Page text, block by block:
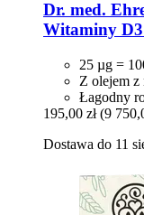
Dr. med.
Witaminy
25 µg =
Z olejem z
Łagodny
195,00 zł (9
Dostawa do 11